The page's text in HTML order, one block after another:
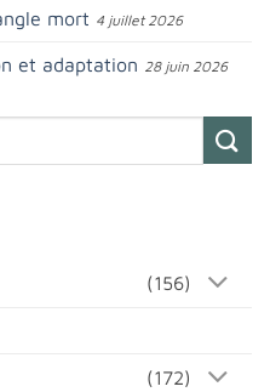
mort 4 juillet 2026
et adaptation 28 juin 2026
(156)
(172)